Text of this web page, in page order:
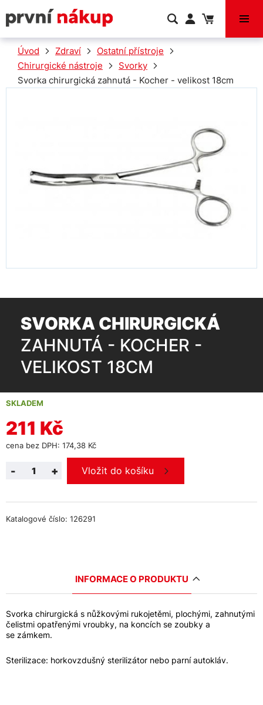
VÝPRODEJ
Úvod Zdraví
Ostatní přístroje
Chirurgické nástroje
Svorky
Svorka chirurgická zahnutá - Kocher - velikost 18cm
SVORKA CHIRURGICKÁ
ZAHNUTÁ - KOCHER -
VELIKOST 18CM
SKLADEM
211 Kč
cena bez DPH: 174,38 Kč
+
- Vložit do košíku
Katalogové číslo: 126291
INFORMACE O PRODUKTU
Svorka chirurgická s nůžkovými rukojetěmi, plochými, zahnutými
čelistmi opatřenými vroubky, na koncích se zoubky a
se zámkem.
Sterilizace: horkovzdušný sterilizátor nebo parní autokláv.